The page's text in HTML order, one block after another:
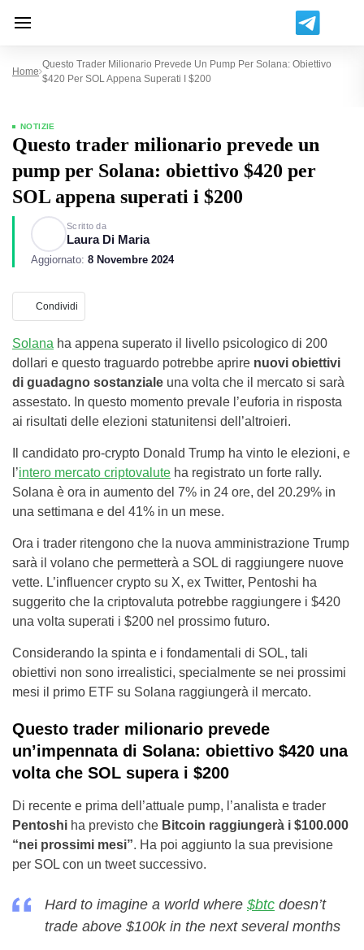
Home
Questo Trader Milionario Prevede Un Pump Per Solana: Obiettivo
$420 Per SOL Appena Superati I $200
NOTIZIE
Questo trader milionario prevede un
pump per Solana: obiettivo $420 per
SOL appena superati i $200
Scritto da
Laura Di Maria
Aggiornato: 8 Novembre 2024
Condividi
Solana ha appena superato il livello psicologico di 200
dollari e questo traguardo potrebbe aprire nuovi obiettivi
di guadagno sostanziale una volta che il mercato si sarà
assestato. In questo momento prevale l’euforia in risposta
ai risultati delle elezioni statunitensi dell’altroieri.
Il candidato pro-crypto Donald Trump ha vinto le elezioni, e
l’intero mercato criptovalute ha registrato un forte rally.
Solana è ora in aumento del 7% in 24 ore, del 20.29% in
una settimana e del 41% in un mese.
Ora i trader ritengono che la nuova amministrazione Trump
sarà il volano che permetterà a SOL di raggiungere nuove
vette. L’influencer crypto su X, ex Twitter, Pentoshi ha
suggerito che la criptovaluta potrebbe raggiungere i $420
una volta superati i $200 nel prossimo futuro.
Considerando la spinta e i fondamentali di SOL, tali
obiettivi non sono irrealistici, specialmente se nei prossimi
mesi il primo ETF su Solana raggiungerà il mercato.
Questo trader milionario prevede
un’impennata di Solana: obiettivo $420 una
volta che SOL supera i $200
Di recente e prima dell’attuale pump, l’analista e trader
Pentoshi ha previsto che Bitcoin raggiungerà i $100.000
“nei prossimi mesi”. Ha poi aggiunto la sua previsione
per SOL con un tweet successivo.
Hard to imagine a world where $btc doesn’t
trade above $100k in the next several months